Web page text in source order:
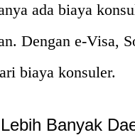
ada biaya
Dengan e-Visa,
biaya konsuler.
Banyak